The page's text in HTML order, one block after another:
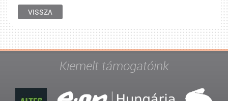
VISSZA
Kiemelt támogatóink